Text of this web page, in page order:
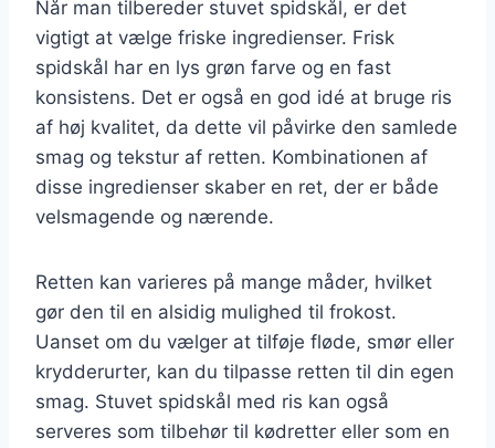
Når man tilbereder stuvet spidskål, er det
vigtigt at vælge friske ingredienser. Frisk
spidskål har en lys grøn farve og en fast
konsistens. Det er også en god idé at bruge ris
af høj kvalitet, da dette vil påvirke den samlede
smag og tekstur af retten. Kombinationen af
disse ingredienser skaber en ret, der er både
velsmagende og nærende.
Retten kan varieres på mange måder, hvilket
gør den til en alsidig mulighed til frokost.
Uanset om du vælger at tilføje fløde, smør eller
krydderurter, kan du tilpasse retten til din egen
smag. Stuvet spidskål med ris kan også
serveres som tilbehør til kødretter eller som en